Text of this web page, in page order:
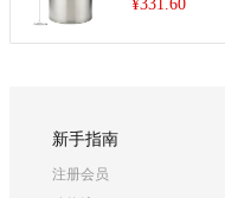
¥331.60
新手指南
注册会员